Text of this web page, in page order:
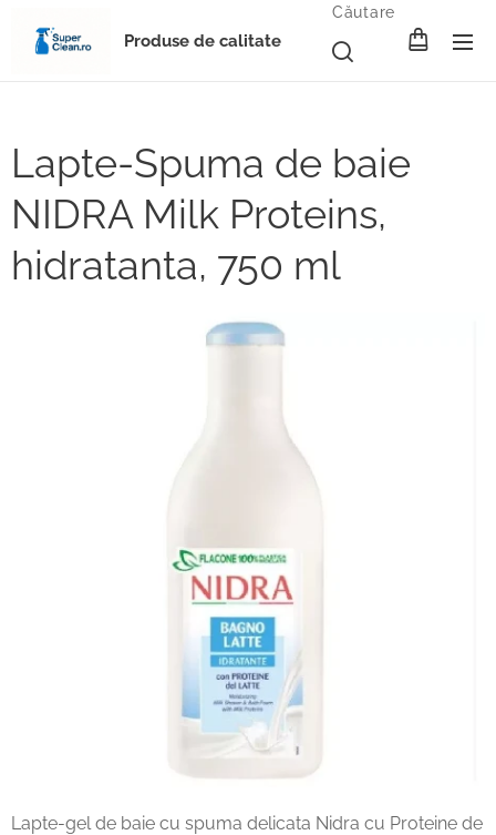
Produse de calitate
Căutare
Lapte-Spuma de baie
NIDRA Milk Proteins,
hidratanta, 750 ml
Lapte-gel de baie cu spuma delicata Nidra cu Proteine de